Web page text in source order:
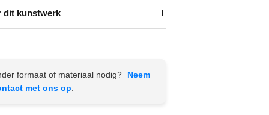
dit kunstwerk
formaat of materiaal nodig?
Neem
met ons op.